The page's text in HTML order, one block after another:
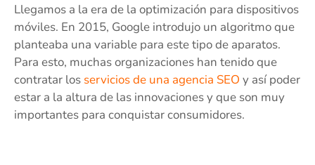
Llegamos a la era de la optimización para dispositivos
móviles. En 2015, Google introdujo un algoritmo que
planteaba una variable para este tipo de aparatos.
Para esto, muchas organizaciones han tenido que
contratar los servicios de una agencia SEO y así poder
estar a la altura de las innovaciones y que son muy
importantes para conquistar consumidores.